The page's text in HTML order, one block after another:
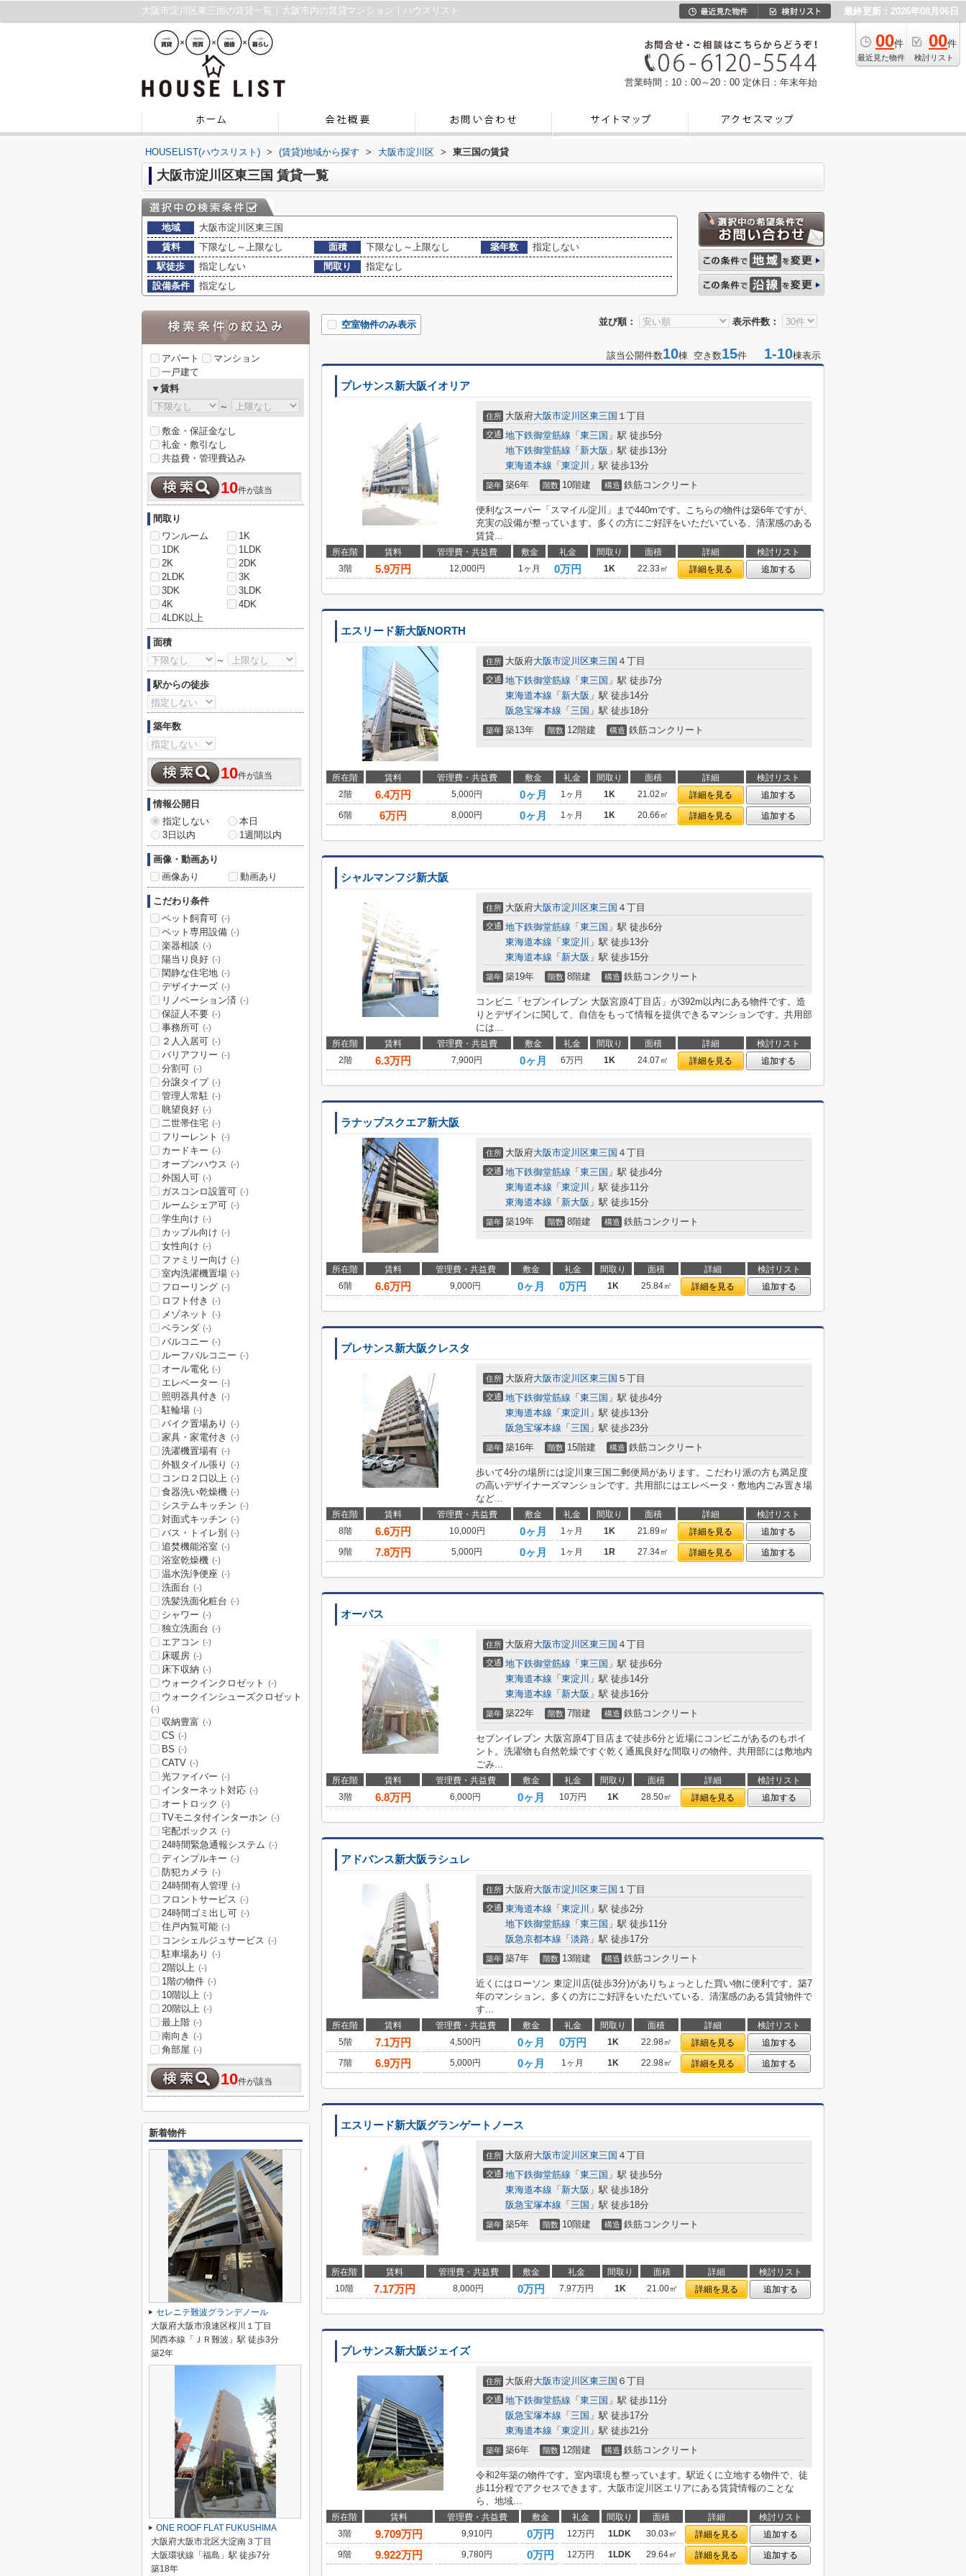
大阪市淀川区東三国の賃貸一覧｜大阪市内の賃貸マンション｜ハウスリスト 最終更新：2026年08月06日
00件
最近見た物件
00件
検討リスト
営業時間：10：00～20：00 定休日：年末年始
HOUSELIST(ハウスリスト) > (賃貸)地域から探す > 大阪市淀川区 > 東三国の賃貸
大阪市淀川区東三国 賃貸一覧
地域
大阪市淀川区東三国
賃料
下限なし～上限なし 面積 下限なし～上限なし 築年数
指定しない
駅徒歩
指定しない 間取り
指定なし
設備条件
指定なし
並び順： 表示件数：
空室物件のみ表示
該当公開件数10棟 空き数15件 1-10棟表示
プレサンス新大阪イオリア
住所 大阪府大阪市淀川区東三国 １丁目
交通 地下鉄御堂筋線 「 東三国 」駅 徒歩5分
地下鉄御堂筋線 「 新大阪 」駅 徒歩13分
東海道本線 「 東淀川 」駅 徒歩13分
築年 築6年 階数 10階建 構造 鉄筋コンクリート
便利なスーパー「スマイル淀川」まで440mです。こちらの物件は築6年ですが、
充実の設備が整っています。多くの方にご好評をいただいている、清潔感のある
賃貸...
所在階 賃料 管理費・共益費 敷金 礼金 間取り 面積 詳細
検討リスト
3階
5.9万円 12,000円 1ヶ月 0万円 1K 22.33㎡ 詳細を見る 追加する
エスリード新大阪NORTH
住所 大阪府大阪市淀川区東三国 ４丁目
交通 地下鉄御堂筋線 「 東三国 」駅 徒歩7分
東海道本線 「 新大阪 」駅 徒歩14分
阪急宝塚本線 「 三国 」駅 徒歩18分
築年 築13年 階数 12階建 構造 鉄筋コンクリート
所在階 賃料 管理費・共益費 敷金 礼金 間取り 面積 詳細
検討リスト
2階
6.4万円 5,000円 0ヶ月 1ヶ月 1K 21.02㎡ 詳細を見る
追加する
6階
6万円 8,000円 0ヶ月 1ヶ月 1K 20.66㎡ 詳細を見る 追加する
シャルマンフジ新大阪
住所 大阪府大阪市淀川区東三国 ４丁目
交通 地下鉄御堂筋線 「 東三国 」駅 徒歩6分
東海道本線 「 東淀川 」駅 徒歩13分
東海道本線 「 新大阪 」駅 徒歩15分
築年 築19年 階数 8階建 構造 鉄筋コンクリート
コンビニ「セブンイレブン 大阪宮原4丁目店」が392m以内にある物件です。造
りとデザインに関して、自信をもって情報を提供できるマンションです。共用部
には...
所在階 賃料 管理費・共益費 敷金 礼金 間取り 面積 詳細
検討リスト
2階
6.3万円 7,900円 0ヶ月 6万円 1K 24.07㎡ 詳細を見る 追加する
ラナップスクエア新大阪
住所 大阪府大阪市淀川区東三国 ４丁目
交通 地下鉄御堂筋線 「 東三国 」駅 徒歩4分
東海道本線 「 東淀川 」駅 徒歩11分
東海道本線 「 新大阪 」駅 徒歩15分
築年 築19年 階数 8階建 構造 鉄筋コンクリート
所在階 賃料 管理費・共益費 敷金 礼金 間取り 面積 詳細
検討リスト
6階
6.6万円 9,000円 0ヶ月 0万円 1K 25.84㎡ 詳細を見る 追加する
プレサンス新大阪クレスタ
住所 大阪府大阪市淀川区東三国 ５丁目
交通 地下鉄御堂筋線 「 東三国 」駅 徒歩4分
東海道本線 「 東淀川 」駅 徒歩13分
阪急宝塚本線 「 三国 」駅 徒歩23分
築年 築16年 階数 15階建 構造 鉄筋コンクリート
歩いて4分の場所には淀川東三国二郵便局があります。こだわり派の方も満足度
の高いデザイナーズマンションです。共用部にはエレベータ・敷地内ごみ置き場
など...
所在階 賃料 管理費・共益費 敷金 礼金 間取り 面積 詳細
検討リスト
8階
6.6万円 10,000円 0ヶ月 1ヶ月 1K 21.89㎡ 詳細を見る
追加する
9階
7.8万円 5,000円 0ヶ月 1ヶ月 1R 27.34㎡ 詳細を見る 追加する
オーパス
住所 大阪府大阪市淀川区東三国 ４丁目
交通 地下鉄御堂筋線 「 東三国 」駅 徒歩6分
東海道本線 「 東淀川 」駅 徒歩14分
東海道本線 「 新大阪 」駅 徒歩16分
築年 築22年 階数 7階建 構造 鉄筋コンクリート
セブンイレブン 大阪宮原4丁目店まで徒歩6分と近場にコンビニがあるのもポイ
ント。洗濯物も自然乾燥ですぐ乾く通風良好な間取りの物件。共用部には敷地内
ごみ...
所在階 賃料 管理費・共益費 敷金 礼金 間取り 面積 詳細
検討リスト
3階
6.8万円 6,000円 0ヶ月 10万円 1K 28.50㎡ 詳細を見る 追加する
アドバンス新大阪ラシュレ
住所 大阪府大阪市淀川区東三国 １丁目
交通 東海道本線 「 東淀川 」駅 徒歩2分
地下鉄御堂筋線 「 東三国 」駅 徒歩11分
阪急京都本線 「 淡路 」駅 徒歩17分
築年 築7年 階数 13階建 構造 鉄筋コンクリート
近くにはローソン 東淀川店(徒歩3分)がありちょっとした買い物に便利です。築7
年のマンション。多くの方にご好評をいただいている、清潔感のある賃貸物件で
す...
所在階 賃料 管理費・共益費 敷金 礼金 間取り 面積 詳細
検討リスト
5階
7.1万円 4,500円 0ヶ月 0万円 1K 22.98㎡ 詳細を見る
追加する
7階
6.9万円 5,000円 0ヶ月 1ヶ月 1K 22.98㎡ 詳細を見る 追加する
エスリード新大阪グランゲートノース
住所 大阪府大阪市淀川区東三国 ４丁目
交通 地下鉄御堂筋線 「 東三国 」駅 徒歩5分
東海道本線 「 新大阪 」駅 徒歩18分
阪急宝塚本線 「 三国 」駅 徒歩18分
築年 築5年 階数 10階建 構造 鉄筋コンクリート
所在階 賃料 管理費・共益費 敷金 礼金 間取り 面積 詳細
検討リスト
10階
7.17万円 8,000円 0万円 7.97万円 1K 21.00㎡ 詳細を見る 追加する
プレサンス新大阪ジェイズ
住所 大阪府大阪市淀川区東三国 ６丁目
交通 地下鉄御堂筋線 「 東三国 」駅 徒歩11分
阪急宝塚本線 「 三国 」駅 徒歩17分
東海道本線 「 東淀川 」駅 徒歩21分
築年 築6年 階数 12階建 構造 鉄筋コンクリート
令和2年築の物件です。室内環境も整っています。駅近くに立地する物件で、徒
歩11分程でアクセスできます。大阪市淀川区エリアにある賃貸情報のことな
ら、地域...
所在階 賃料 管理費・共益費 敷金 礼金 間取り 面積 詳細
検討リスト
3階
9.709万円 9,910円 0万円 12万円 1LDK 30.03㎡ 詳細を見る
追加する
9階
9.922万円 9,780円 0万円 12万円 1LDK 29.64㎡ 詳細を見る 追加する
アパート
マンション
一戸建て
▼賃料
～
敷金・保証金なし
礼金・敷引なし
共益費・管理費込み
10件が該当
間取り
ワンルーム
1K
1DK
1LDK
2K
2DK
2LDK
3K
3DK
3LDK
4K
4DK
4LDK以上
面積
～
駅からの徒歩
築年数
10件が該当
情報公開日
指定しない
本日
3日以内
1週間以内
画像・動画あり
画像あり
動画あり
こだわり条件
ペット飼育可 (-)
ペット専用設備 (-)
楽器相談 (-)
陽当り良好 (-)
閑静な住宅地 (-)
デザイナーズ (-)
リノベーション済 (-)
保証人不要 (-)
事務所可 (-)
２人入居可 (-)
バリアフリー (-)
分割可 (-)
分譲タイプ (-)
管理人常駐 (-)
眺望良好 (-)
二世帯住宅 (-)
フリーレント (-)
カードキー (-)
オープンハウス (-)
外国人可 (-)
ガスコンロ設置可 (-)
ルームシェア可 (-)
学生向け (-)
カップル向け (-)
女性向け (-)
ファミリー向け (-)
室内洗濯機置場 (-)
フローリング (-)
ロフト付き (-)
メゾネット (-)
ベランダ (-)
バルコニー (-)
ルーフバルコニー (-)
オール電化 (-)
エレベーター (-)
照明器具付き (-)
駐輪場 (-)
バイク置場あり (-)
家具・家電付き (-)
洗濯機置場有 (-)
外観タイル張り (-)
コンロ２口以上 (-)
食器洗い乾燥機 (-)
システムキッチン (-)
対面式キッチン (-)
バス・トイレ別 (-)
追焚機能浴室 (-)
浴室乾燥機 (-)
温水洗浄便座 (-)
洗面台 (-)
洗髪洗面化粧台 (-)
シャワー (-)
独立洗面台 (-)
エアコン (-)
床暖房 (-)
床下収納 (-)
ウォークインクロゼット (-)
ウォークインシューズクロゼット
(-)
収納豊富 (-)
CS (-)
BS (-)
CATV (-)
光ファイバー (-)
インターネット対応 (-)
オートロック (-)
TVモニタ付インターホン (-)
宅配ボックス (-)
24時間緊急通報システム (-)
ディンプルキー (-)
防犯カメラ (-)
24時間有人管理 (-)
フロントサービス (-)
24時間ゴミ出し可 (-)
住戸内覧可能 (-)
コンシェルジュサービス (-)
駐車場あり (-)
2階以上 (-)
1階の物件 (-)
10階以上 (-)
20階以上 (-)
最上階 (-)
南向き (-)
角部屋 (-)
10件が該当
新着物件
セレニテ難波グランデノール
大阪府大阪市浪速区桜川１丁目
関西本線「ＪＲ難波」駅 徒歩3分
築2年
ONE ROOF FLAT FUKUSHIMA
大阪府大阪市北区大淀南３丁目
大阪環状線「福島」駅 徒歩7分
築18年